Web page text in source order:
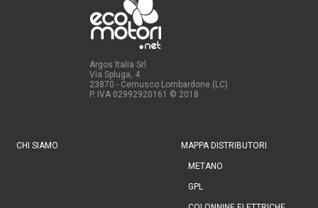
Argos Italia Srl
Via Spluga, 4
23870 - Cernusco Lombardone (LC)
P. IVA 02992920161 © 2018
CHI SIAMO MAPPA DISTRIBUTORI
METANO
GPL